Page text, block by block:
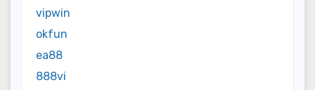
vipwin
okfun
ea88
888vi